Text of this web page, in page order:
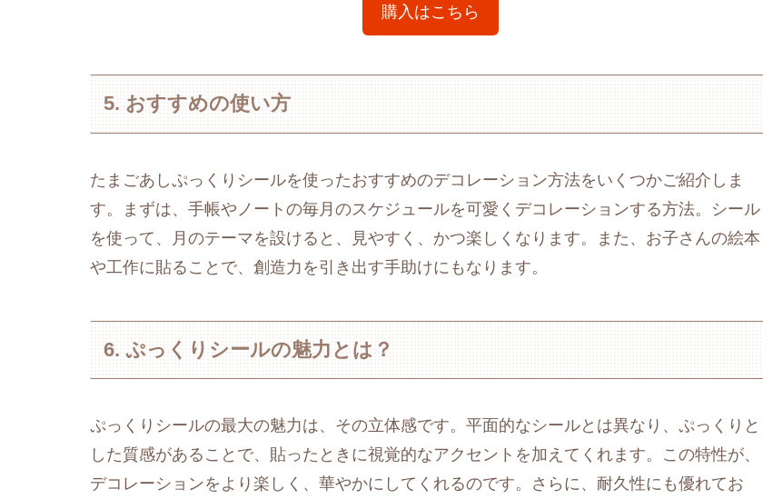
購入はこちら
5. おすすめの使い方
たまごあしぷっくりシールを使ったおすすめのデコレーション方法をいくつかご紹介しま
す。まずは、手帳やノートの毎月のスケジュールを可愛くデコレーションする方法。シール
を使って、月のテーマを設けると、見やすく、かつ楽しくなります。また、お子さんの絵本
や工作に貼ることで、創造力を引き出す手助けにもなります。
6. ぷっくりシールの魅力とは？
ぷっくりシールの最大の魅力は、その立体感です。平面的なシールとは異なり、ぷっくりと
した質感があることで、貼ったときに視覚的なアクセントを加えてくれます。この特性が、
デコレーションをより楽しく、華やかにしてくれるのです。さらに、耐久性にも優れてお